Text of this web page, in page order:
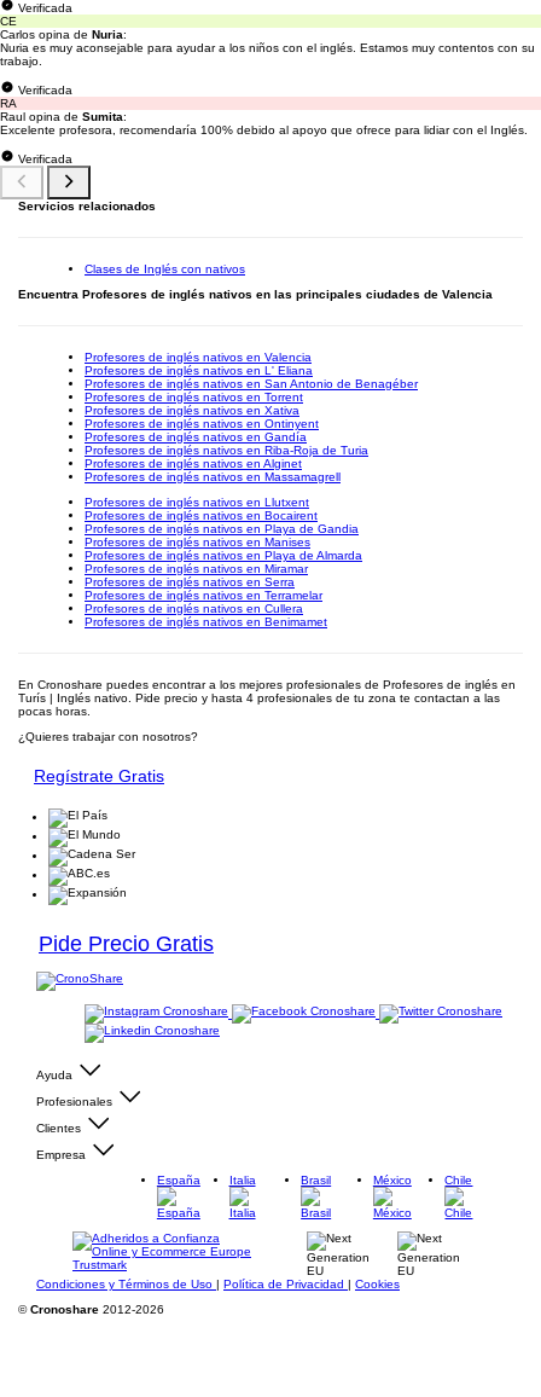
Verificada
CE
Carlos opina de Nuria:
Nuria es muy aconsejable para ayudar a los niños con el inglés. Estamos muy contentos con su
trabajo.
Verificada
RA
Raul opina de Sumita:
Excelente profesora, recomendaría 100% debido al apoyo que ofrece para lidiar con el Inglés.
Verificada
Servicios relacionados
Clases de Inglés con nativos
Encuentra Profesores de inglés nativos en las principales ciudades de Valencia
Profesores de inglés nativos en Valencia
Profesores de inglés nativos en L' Eliana
Profesores de inglés nativos en San Antonio de Benagéber
Profesores de inglés nativos en Torrent
Profesores de inglés nativos en Xativa
Profesores de inglés nativos en Ontinyent
Profesores de inglés nativos en Gandía
Profesores de inglés nativos en Riba-Roja de Turia
Profesores de inglés nativos en Alginet
Profesores de inglés nativos en Massamagrell
Profesores de inglés nativos en Llutxent
Profesores de inglés nativos en Bocairent
Profesores de inglés nativos en Playa de Gandia
Profesores de inglés nativos en Manises
Profesores de inglés nativos en Playa de Almarda
Profesores de inglés nativos en Miramar
Profesores de inglés nativos en Serra
Profesores de inglés nativos en Terramelar
Profesores de inglés nativos en Cullera
Profesores de inglés nativos en Benimamet
En Cronoshare puedes encontrar a los mejores profesionales de Profesores de inglés en
Turís | Inglés nativo. Pide precio y hasta 4 profesionales de tu zona te contactan a las
pocas horas.
¿Quieres trabajar con nosotros?
Regístrate Gratis
Pide Precio Gratis
Ayuda
Profesionales
Clientes
Empresa
España
Italia Brasil México Chile
Condiciones y Términos de Uso | Política de Privacidad | Cookies
©Cronoshare 2012-2026